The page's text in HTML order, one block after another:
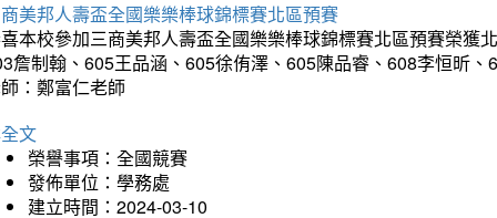
美邦人壽盃全國樂樂棒球錦標賽北區預賽
本校參加三商美邦人壽盃全國樂樂棒球錦標賽北區預賽榮
詹制翰、605王品涵、605徐侑澤、605陳品睿、608李恒昕
：鄭富仁老師
文
榮譽事項：全國競賽
發佈單位：學務處
建立時間：2024-03-10